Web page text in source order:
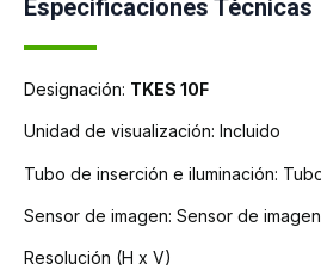
Especificaciones Técnicas
Designación: TKES 10F
Unidad de visualización: Incluido
Tubo de inserción e iluminación:
Sensor de imagen: Sensor de
Resolución (H x V)